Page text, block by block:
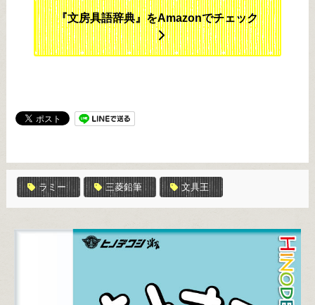
『文房具語辞典』をAmazonでチェック
ラミー 三菱鉛筆 文具王